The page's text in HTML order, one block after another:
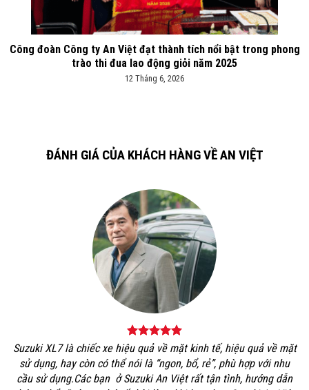
Công đoàn Công ty An Việt đạt thành tích nổi bật trong phong
trào thi đua lao động giỏi năm 2025
12 Tháng 6, 2026
ĐÁNH GIÁ CỦA KHÁCH HÀNG VỀ AN VIỆT
Suzuki XL7 là chiếc xe hiệu quả về mặt kinh tế, hiệu quả về mặt
sử dụng, hay còn có thể nói là “ngon, bổ, rẻ”, phù hợp với nhu
cầu sử dụng.Các bạn ở Suzuki An Việt rất tận tình, hướng dẫn